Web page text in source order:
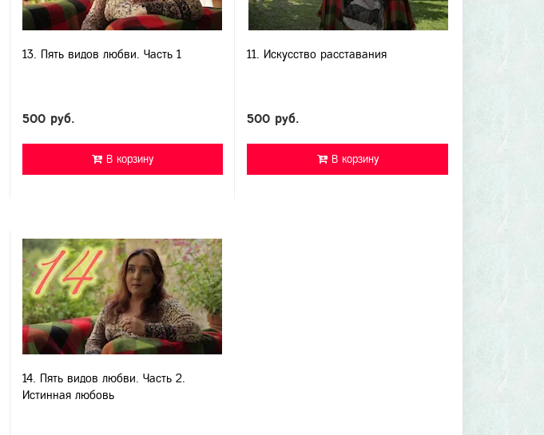
13. Пять видов любви. Часть 1
500 руб.
В корзину
11. Искусство расставания
500 руб.
В корзину
14. Пять видов любви. Часть 2.
Истинная любовь